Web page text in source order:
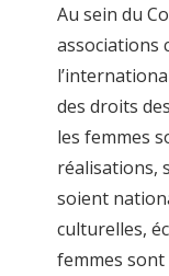
Au sein du
associations
des droits
les femmes
réalisations,
soient
culturelles,
femmes